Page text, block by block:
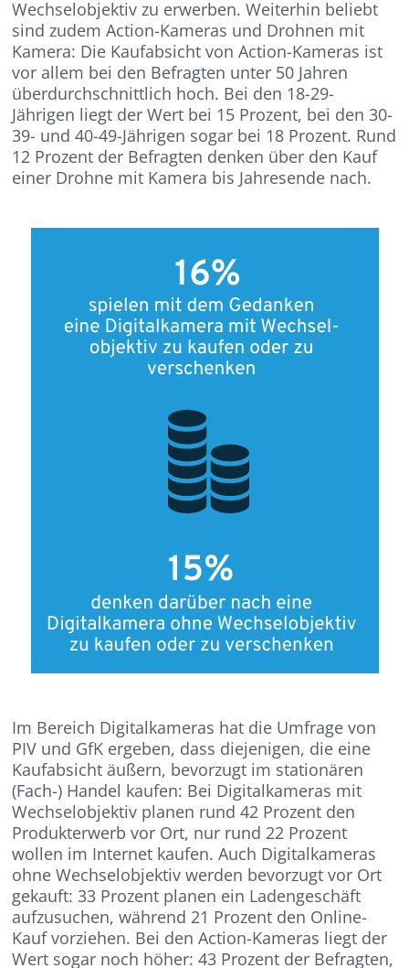
Wechselobjektiv zu erwerben. Weiterhin beliebt
sind zudem Action-Kameras und Drohnen mit
Kamera: Die Kaufabsicht von Action-Kameras ist
vor allem bei den Befragten unter 50 Jahren
überdurchschnittlich hoch. Bei den 18-29-
Jährigen liegt der Wert bei 15 Prozent, bei den 30-
39- und 40-49-Jährigen sogar bei 18 Prozent. Rund
12 Prozent der Befragten denken über den Kauf
einer Drohne mit Kamera bis Jahresende nach.
Im Bereich Digitalkameras hat die Umfrage von
PIV und GfK ergeben, dass diejenigen, die eine
Kaufabsicht äußern, bevorzugt im stationären
(Fach-) Handel kaufen: Bei Digitalkameras mit
Wechselobjektiv planen rund 42 Prozent den
Produkterwerb vor Ort, nur rund 22 Prozent
wollen im Internet kaufen. Auch Digitalkameras
ohne Wechselobjektiv werden bevorzugt vor Ort
gekauft: 33 Prozent planen ein Ladengeschäft
aufzusuchen, während 21 Prozent den Online-
Kauf vorziehen. Bei den Action-Kameras liegt der
Wert sogar noch höher: 43 Prozent der Befragten,